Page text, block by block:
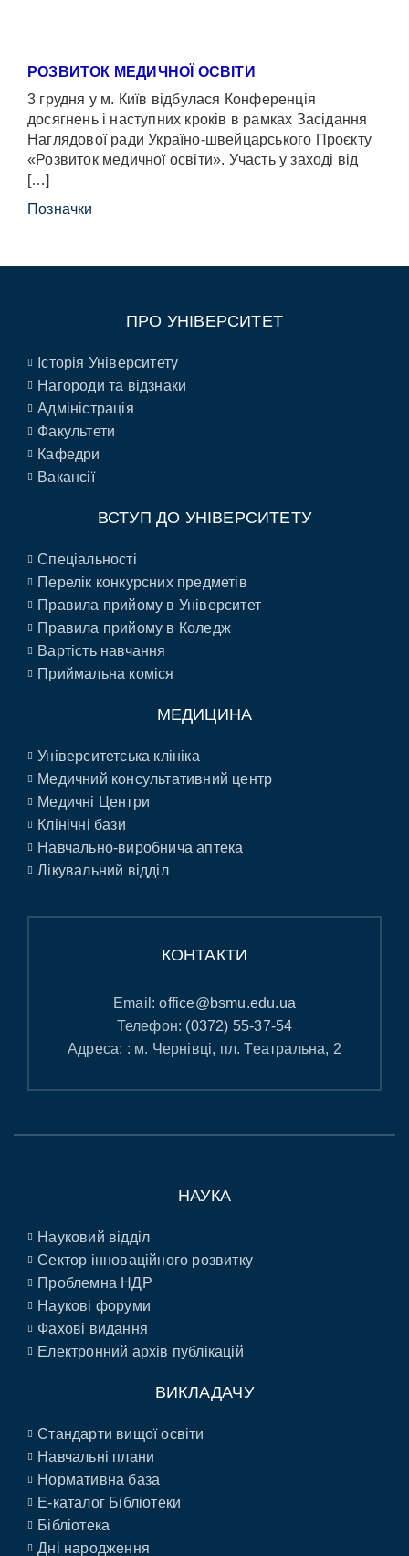
РОЗВИТОК МЕДИЧНОЇ ОСВІТИ
3 грудня у м. Київ відбулася Конференція
досягнень і наступних кроків в рамках Засідання
Наглядової ради Україно-швейцарського Проєкту
«Розвиток медичної освіти». Участь у заході від
[…]
Позначки
ПРО УНІВЕРСИТЕТ
Історія Університету
Нагороди та відзнаки
Адміністрація
Факультети
Кафедри
Вакансії
ВСТУП ДО УНІВЕРСИТЕТУ
Спеціальності
Перелік конкурсних предметів
Правила прийому в Університет
Правила прийому в Коледж
Вартість навчання
Приймальна коміся
МЕДИЦИНА
Університетська клініка
Медичний консультативний центр
Медичні Центри
Клінічні бази
Навчально-виробнича аптека
Лікувальний відділ
КОНТАКТИ
Email:office@bsmu.edu.ua
Телефон: (0372) 55-37-54
Адреса: : м. Чернівці, пл. Театральна, 2
НАУКА
Науковий відділ
Сектор інноваційного розвитку
Проблемна НДР
Наукові форуми
Фахові видання
Електронний архів публікацій
ВИКЛАДАЧУ
Стандарти вищої освіти
Навчальні плани
Нормативна база
E-каталог Бібліотеки
Бібліотека
Дні народження